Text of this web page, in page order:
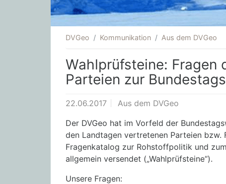
DVGeo Kommunikation Aus dem DVGeo
Wahlprüfsteine: Fragen
Parteien zur
22.06.2017
Aus dem DVGeo
Der DVGeo hat im Vorfeld der
den Landtagen vertretenen Parteien
Fragenkatalog zur Rohstoffpolitik und
allgemein versendet („Wahlprüfsteine“).
Unsere Fragen: